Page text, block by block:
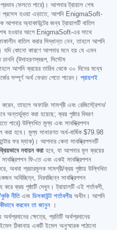
ফেলতে পারে)। আপনার ট্রায়াল শেষ
প্রসেস হওয়া এড়াতে, আপনি EnigmaSoft-
অ্যাকাউন্টের জন্য ট্রায়ালটি বাতিল
শেষ হওয়ার আগে EnigmaSoft-এর সাথে
বাতিল করার সিদ্ধান্ত নেন, তাহলে আপনি
যদি কোনো কারণে আপনার মনে হয় যে এমন
(উদাহরণস্বরূপ, সিস্টেম
আপনি ক্রয়ের তারিখ থেকে ৩০ দিনের মধ্যে
সম্পূর্ণ অর্থ ফেরত পেতে পারেন। প্রায়শই
তাহলে অফারিং সামগ্রী এবং রেজিস্ট্রেশন/
অন্তর্ভুক্ত করা হয়েছে; ক্রয় পৃষ্ঠার বিবরণ
পারে) উল্লিখিত মূল্য এবং সাবস্ক্রিপশন
হবে। মূল্য সাধারণত অর্ধ-বার্ষিক $79.98
ফর ম্যাক)। আপনার কেনা সাবস্ক্রিপশনটি
নবায়ন করা হবে, যা আপনার মূল ক্রয়ের
ফি-তে এবং একই সাবস্ক্রিপশন
অথবা প্রচারমূলক সামগ্রী/ক্রয় পৃষ্ঠায় উল্লিখিত
অবিচ্ছিন্ন, নিরবচ্ছিন্ন সাবস্ক্রিপশন
ক্রয় পৃষ্ঠাটি দেখুন। ট্রায়ালটি এই শর্তাবলী,
নীতিএবং ডিসকাউন্ট শর্তাবলীর অধীন। আপনি
কীভাবে করবেন তা জানুন ।
ক্ষেত্রে, প্রতিটি অর্থপ্রদানের
ঠিকানায় একটি ইমেল অনুস্মারক পাঠানো